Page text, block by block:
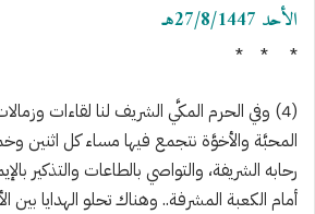
الأحد 27/8/1447هـ
* *
*
(4) وفي الحرم المكَّي الشريف لنا لقاءات
المحبَّة والأخوَّة نتجمع فيها مساء كل اثنين
رحابه الشريفة، والتواصي بالطاعات والتذكير
أمام الكعبة المشرفة.. وهناك تحلو الهدايا